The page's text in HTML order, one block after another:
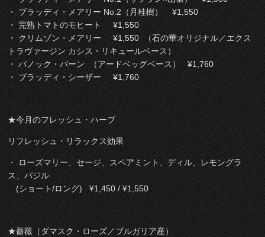
・ ブラッディ・メアリー No.2（月桂樹） ¥1,550
・ 完熟トマトのモヒート ¥1,550
・ クリムゾン・メアリー ¥1,550 （石の華オリジナル／エクス
トラヴァージン カシス・リキュールベース）
・ バノック・バーン （アードベッグベース） ¥1,760
・ ブラッディ・シーザー ¥1,760
★今月のフレッシュ・ハーブ
リフレッシュ・リラックス効果
・ ローズマリー、セージ、スペアミント、ディル、レモングラ
ス、バジル
(ショート/ロング) ¥1,450 / ¥1,550
★薔薇（ダマスク・ローズ／ブルガリア産）